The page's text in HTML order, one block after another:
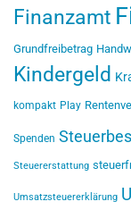
Finanzamt
Grundfreibetrag
Kindergeld
kompakt Play
Spenden
Steuererstattung
Umsatzsteuererklärung